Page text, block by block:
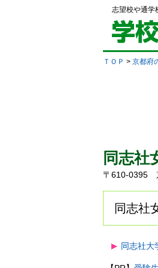
志望校や通学
ＴＯＰ > 京都府
同志社
〒610-0395
同志社
同志社大